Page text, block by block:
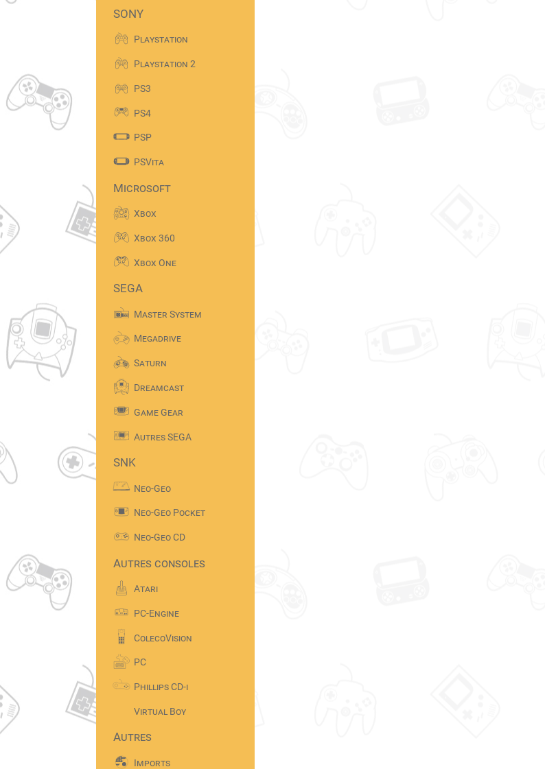
SONY
Playstation
Playstation 2
PS3
PS4
PSP
PSVita
Microsoft
Xbox
Xbox 360
Xbox One
SEGA
Master System
Megadrive
Saturn
Dreamcast
Game Gear
Autres SEGA
SNK
Neo-Geo
Neo-Geo Pocket
Neo-Geo CD
Autres consoles
Atari
PC-Engine
ColecoVision
PC
Phillips CD-i
Virtual Boy
Autres
Imports